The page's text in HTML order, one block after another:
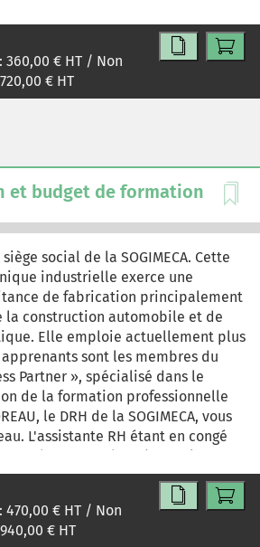
360,00 € HT / Non
720,00 € HT
et budget de formation
social de la SOGIMECA. Cette
industrielle exerce une
de fabrication principalement
la construction automobile et de
Elle emploie actuellement plus
sont les membres du
Partner », spécialisé dans le
de la formation professionnelle
le DRH de la SOGIMECA, vous
L'assistante RH étant en congé
en vue de préparer la
représentatives du personnel,
de la masse salariale brute
consacrer au financement de la
pour couvrir l'ensemble des
470,00 € HT / Non
940,00 € HT